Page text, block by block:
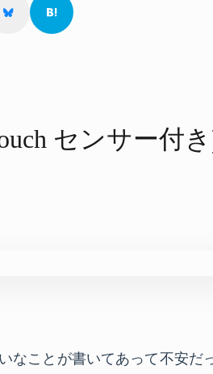
センサー付
なことが書いてあって不安だ